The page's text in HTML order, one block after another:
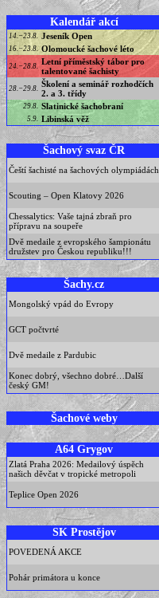
Kalendář akcí
14.−23.8. Jeseník Open
16.−23.8. Olomoucké šachové léto
24.−28.8. Letní příměstský tábor pro
talentované šachisty
28.−29.8. Školení a seminář rozhodčích
2. a 3. třídy
29.8. Slatinické šachobraní
5.9. Libinská věž
Šachový svaz ČR
Čeští šachisté na šachových olympiádách
Scouting – Open Klatovy 2026
Chessalytics: Vaše tajná zbraň pro
přípravu na soupeře
Dvě medaile z evropského šampionátu
družstev pro Českou republiku!!!
Šachy.cz
Mongolský vpád do Evropy
GCT počtvrté
Dvě medaile z Pardubic
Konec dobrý, všechno dobré…Další
český GM!
Šachové weby
A64 Grygov
Zlatá Praha 2026: Medailový úspěch
našich děvčat v tropické metropoli
Teplice Open 2026
SK Prostějov
POVEDENÁ AKCE
Pohár primátora u konce